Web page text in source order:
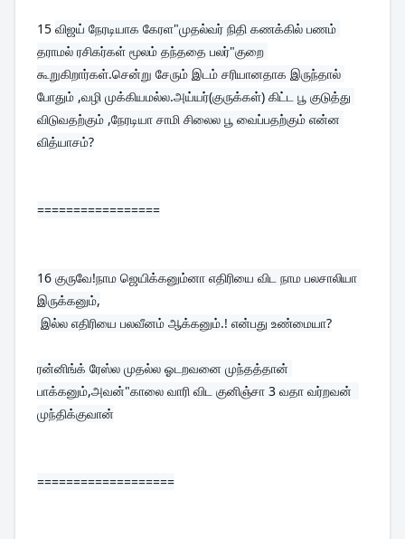
15 விஜய் நேரடியாக கேரள"முதல்வர் நிதி கணக்கில் பணம்
தராமல் ரசிகர்கள் மூலம் தந்ததை பலர்"குறை
கூறுகிறார்கள்.சென்று சேரும் இடம் சரியானதாக இருந்தால்
போதும் ,வழி முக்கியமல்ல.அய்யர்(குருக்கள்) கிட்ட பூ குடுத்து
விடுவதற்கும் ,நேரடியா சாமி சிலைல பூ வைப்பதற்கும் என்ன
வித்யாசம்?
=================
16 குருவே!‌நாம ஜெயிக்கனும்னா எதிரியை விட நாம பலசாலியா
இருக்கனும்,
ரன்னிங்க் ரேஸ்ல முதல்ல ஓடறவனை முந்தத்தான்
பாக்கனும்,அவன்"காலை வாரி விட குனிஞ்சா 3 வதா வர்றவன்
முந்திக்குவான்
===================